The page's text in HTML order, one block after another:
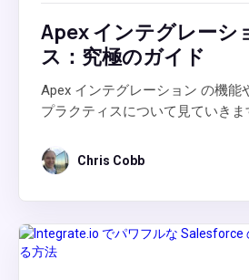
Apex インテグレーシ
ス：究極のガイド
Apex インテグレーション の機能
プラクティスについて見ていきま
Chris Cobb